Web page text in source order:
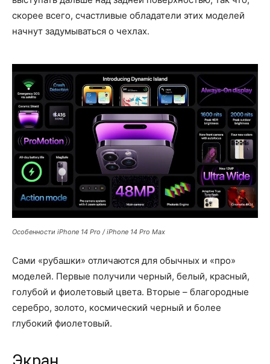
скорее всего, счастливые обладатели этих моделей
начнут задумываться о чехлах.
Особенности iPhone 14 Pro / iPhone 14 Pro Max
Сами «рубашки» отличаются для обычных и «про»
моделей. Первые получили черный, белый, красный,
голубой и фиолетовый цвета. Вторые – благородные
серебро, золото, космический черный и более
глубокий фиолетовый.